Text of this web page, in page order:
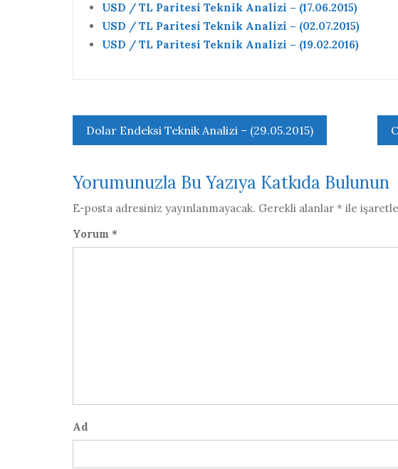
USD / TL Paritesi Teknik Analizi – (17.06.2015)
USD / TL Paritesi Teknik Analizi – (02.07.2015)
USD / TL Paritesi Teknik Analizi – (19.02.2016)
Yazı
gezinmesi
Dolar Endeksi Teknik Analizi – (29.05.2015)
Yorumunuzla Bu Yazıya Katkıda Bulunun
E-posta adresiniz yayınlanmayacak. Gerekli alanlar * ile
Yorum *
Ad